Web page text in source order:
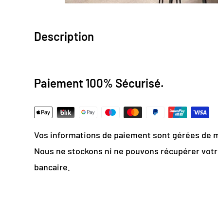
Description
Papier Peint Intissé : pose facile & durable
Vinyle & Toile anti-allergène
Matière ignifugée, antistatique et anti-
Choisissez ce joli papier
Paiement 100% Sécurisé.
Vos informations de paiement sont gérées de
Nous ne stockons ni ne pouvons récupérer
bancaire.